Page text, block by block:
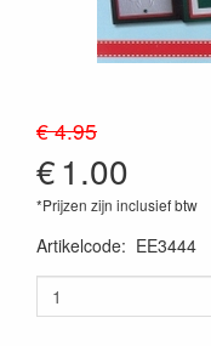
€ 4.95
€1.00
*Prijzen zijn inclusief btw
Artikelcode: EE3444